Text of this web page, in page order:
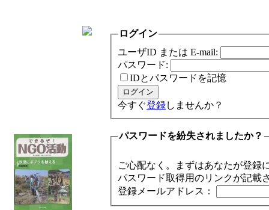
ログイン
ユーザID または E-mail:
パスワード:
IDとパスワードを記憶
今すぐ登録しませんか？
パスワードを紛失されましたか？
ご心配なく。まずはあなたが登録
パスワード取得用のリンクが記載
登録メールアドレス：